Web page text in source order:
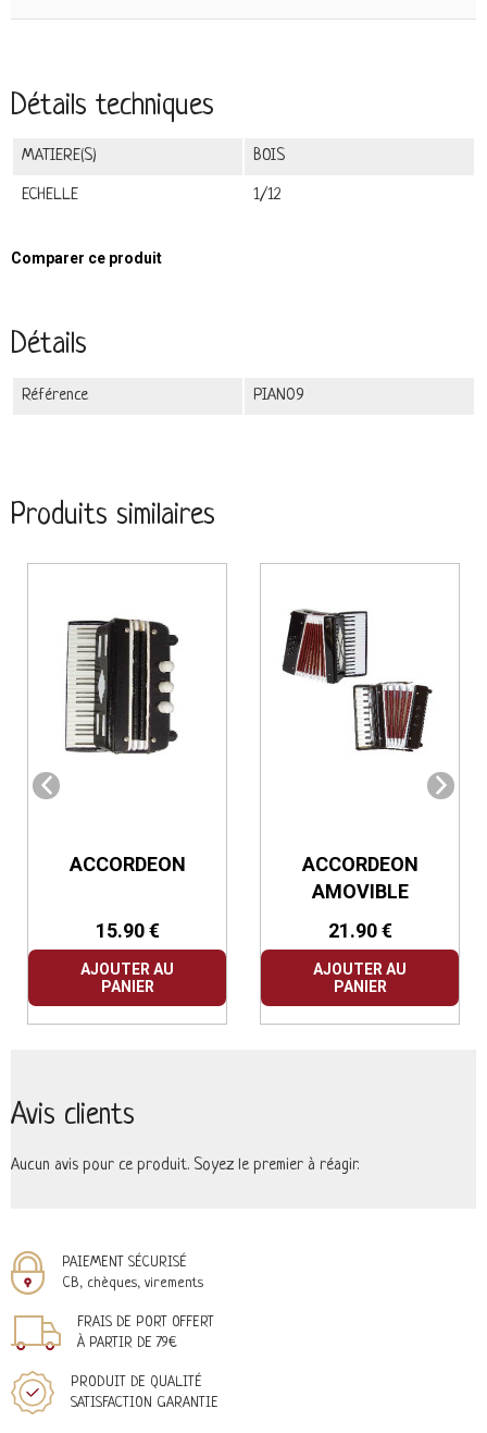
Détails techniques
MATIERE(S) BOIS
ECHELLE 1/12
Comparer ce produit
Détails
Référence PIAN09
Produits similaires
ACCORDEON
15.90 €
AJOUTER AU
PANIER
ACCORDEON
AMOVIBLE
21.90 €
AJOUTER AU
PANIER
Avis clients
Aucun avis pour ce produit. Soyez le premier à réagir.
PAIEMENT SÉCURISÉ
CB, chèques, virements
FRAIS DE PORT OFFERT
À PARTIR DE 79€
PRODUIT DE QUALITÉ
SATISFACTION GARANTIE